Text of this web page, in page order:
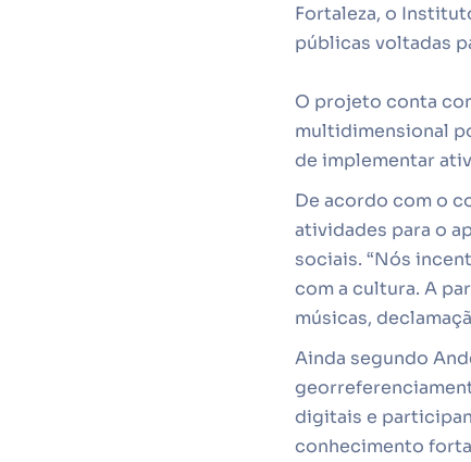
Fortaleza, o
públicas voltadas
O projeto conta
multidimensional
de implementar
De acordo com o
atividades para o
sociais. “Nós
com a cultura. A
músicas,
Ainda segundo
digitais e
conhecimento